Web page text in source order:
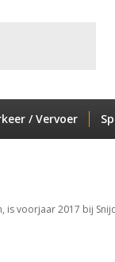
/ Vervoer
is voorjaar 2017 bij